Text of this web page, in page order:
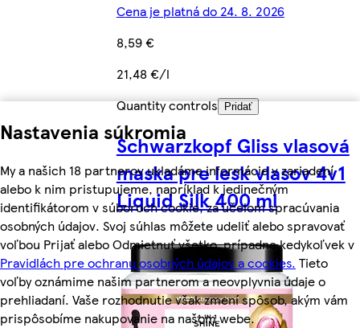
Nastavenia súkromia
My a našich 18 partnerov ukladáme informácie v zariadení
alebo k nim pristupujeme, napríklad k jedinečným
identifikátorom v súboroch cookie, za účelom spracúvania
osobných údajov. Svoj súhlas môžete udeliť alebo spravovať
voľbou Prijať alebo Odmietnuť všetko, prípadne kedykoľvek v
Pravidlách pre ochranu osobných údajov a cookies. Tieto
voľby oznámime našim partnerom a neovplyvnia údaje o
prehliadaní. Vaše rozhodnutie však zmení spôsob, akým vám
prispôsobíme nakupovanie na našom webe.
Cena je platná do 24. 8. 2026
8,59 €
21,48 €/l
Quantity controls
Pridať
Schwarzkopf Gliss vlasová
maska pre lesk vlasov 4v1
Liquid Silk 400 ml